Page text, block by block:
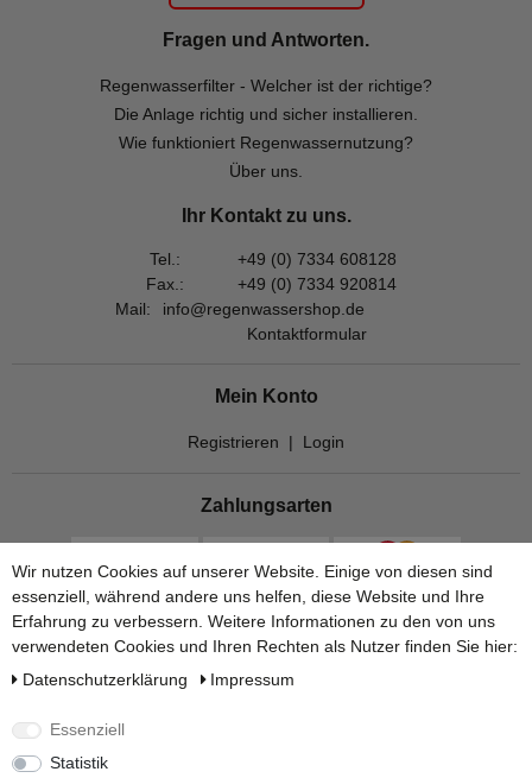
Fragen und Antworten.
Regenwasserfilter - Welcher ist der richtige?
Die Anlage richtig und sicher installieren.
Wie funktioniert Regenwassernutzung?
Über uns.
Ihr Kontakt zu uns.
Tel.:
+49 (0) 7334 608128
Fax.:
+49 (0) 7334 920814
Mail:
info@regenwassershop.de
Kontaktformular
Mein Konto
Registrieren | Login
Zahlungsarten
Wir nutzen Cookies auf unserer Website. Einige von diesen sind
essenziell, während andere uns helfen, diese Website und Ihre
Erfahrung zu verbessern. Weitere Informationen zu den von uns
verwendeten Cookies und Ihren Rechten als Nutzer finden Sie hier:
Daten­schutz­erklärung
Impressum
Essenziell
Statistik